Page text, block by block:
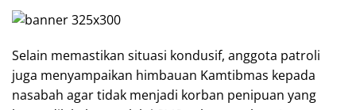
Selain memastikan situasi kondusif, anggota patroli
juga menyampaikan himbauan Kamtibmas kepada
nasabah agar tidak menjadi korban penipuan yang